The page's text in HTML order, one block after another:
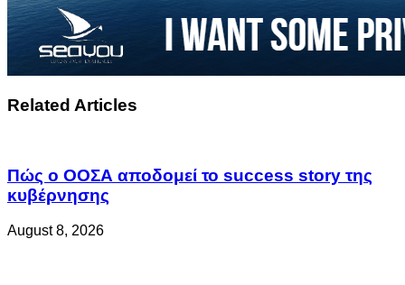
Related Articles
Πώς ο ΟΟΣΑ αποδομεί το success story της
κυβέρνησης
August 8, 2026